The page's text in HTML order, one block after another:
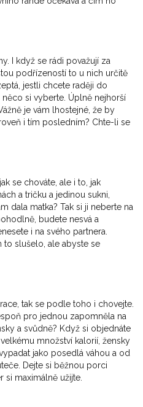
I když se rádi považují za
podřízeností to u nich určitě
jestli chcete raději do
si vyberte. Úplně nejhorší
je vám lhostejné, že by
i tím posledním? Chte-li se
se chováte, ale i to, jak
a tričku a jedinou sukni,
dala matka? Tak si ji neberte na
budete nesvá a
i na svého partnera.
to slušelo, ale abyste se
tak se podle toho i chovejte.
pro jednou zapomněla na
a svůdně? Když si objednáte
množství kalorií, žensky
jako posedlá váhou a od
Dejte si běžnou porci
si maximálně užijte.